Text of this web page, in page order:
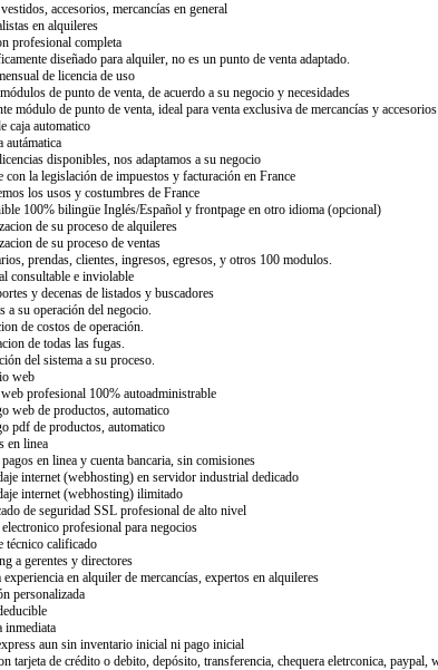
accesorios, mercancías en general
en alquileres
profesional completa
diseñado para alquiler, no es un punto de venta adaptado.
de licencia de uso
de punto de venta, de acuerdo a su negocio y necesidades
módulo de punto de venta, ideal para venta exclusiva de mercancías y
caja automatico
autámatica
disponibles, nos adaptamos a su negocio
con la legislación de impuestos y facturación en France
los usos y costumbres de France
100% bilingüe Inglés/Español y frontpage en otro idioma (opcional)
de su proceso de alquileres
de su proceso de ventas
prendas, clientes, ingresos, egresos, y otros 100 modulos.
consultable e inviolable
y decenas de listados y buscadores
a su operación del negocio.
de costos de operación.
de todas las fugas.
del sistema a su proceso.
web
profesional 100% autoadministrable
web de productos, automatico
pdf de productos, automatico
en linea
en linea y cuenta bancaria, sin comisiones
internet (webhosting) en servidor industrial dedicado
internet (webhosting) ilimitado
de seguridad SSL profesional de alto nivel
profesional para negocios
técnico calificado
a gerentes y directores
en alquiler de mercancías, expertos en alquileres
personalizada
inmediata
aun sin inventario inicial ni pago inicial
tarjeta de crédito o debito, depósito, transferencia, chequera eletrconica, paypal,